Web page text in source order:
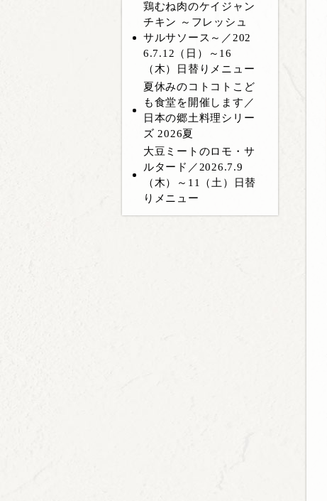
鶏むね肉のケイジャン
チキン ～フレッシュ
サルサソース～／202
6.7.12（日）～16
（木）日替りメニュー
夏休みのコトコトこど
も食堂を開催します／
日本の郷土料理シリー
ズ 2026夏
大豆ミートのロモ・サ
ルタード／2026.7.9
（木）～11（土）日替
りメニュー